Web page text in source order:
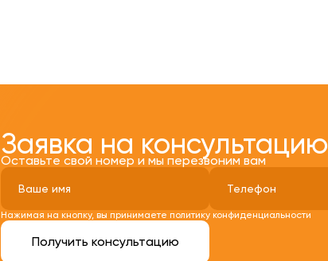
Заявка на консультацию
Оставьте свой номер и мы перезвоним вам
Нажимая на кнопку, вы принимаете политику конфиденциальности
Получить консультацию